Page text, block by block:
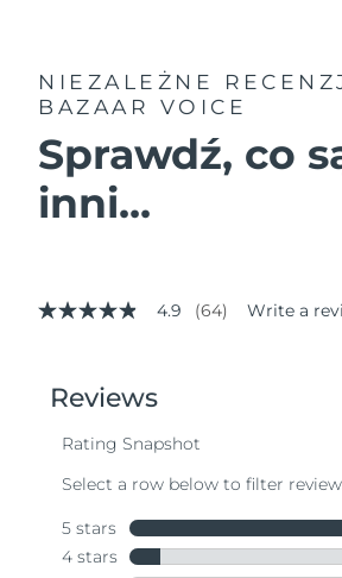
NIEZALEŻNE
BAZAAR VOICE
Sprawdź, co
inni...
4.9
stars,
average
value.
Same
page
link.
4.9 (64) Write a